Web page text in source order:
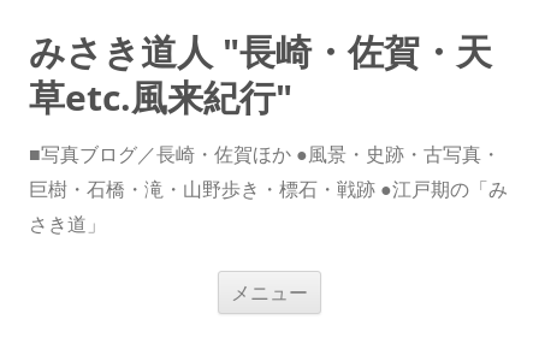
みさき道人 "長崎・佐賀・天
草etc.風来紀行"
■写真ブログ／長崎・佐賀ほか ●風景・史跡・古写真・
巨樹・石橋・滝・山野歩き・標石・戦跡 ●江戸期の「み
さき道」
メニュー